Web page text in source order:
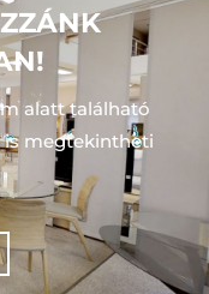
alatt található
megtekintheti